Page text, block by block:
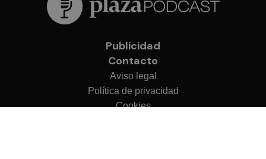
Publicidad
Contacto
Aviso legal
Política de privacidad
Cookies